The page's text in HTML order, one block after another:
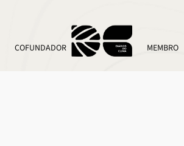
COFUNDADOR MEMBRO